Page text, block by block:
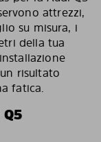
attrezzi,
su misura, i
della tua
risultato
fatica.